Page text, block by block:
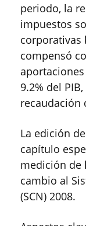
periodo, la
impuestos
corporativas
compensó
9.2% del
recaudación
La edición
capítulo
medición de
cambio al
(SCN) 2008.